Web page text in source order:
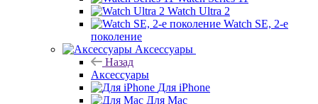
Watch Ultra 2
Watch SE, 2-е
поколение
Аксессуары
Назад
Аксессуары
Для iPhone
Для Mac